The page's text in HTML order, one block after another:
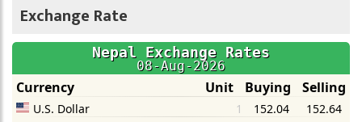
Exchange Rate